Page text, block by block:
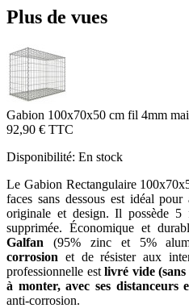
Plus de vues
Gabion 100x70x50 cm fil 4mm
92,90 € TTC
Disponibilité: En stock
Le Gabion Rectangulaire
faces sans dessous est idéal
originale et design. Il possède
supprimée. Économique et
Galfan (95% zinc et 5%
corrosion et de résister aux
professionnelle estlivré vide
à monter, avec ses distanceurs
anti-corrosion.